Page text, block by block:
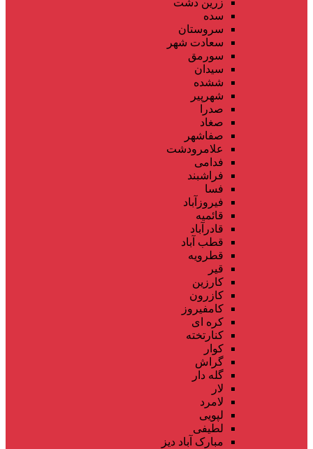
سده
سروستان
سعادت شهر
سورمق
سیدان
ششده
شهرپیر
صدرا
صغاد
صفاشهر
علامرودشت
فدامی
فراشبند
فسا
فیروزآباد
قائمیه
قادرآباد
قطب آباد
قطرویه
قیر
کارزین
کازرون
کامفیروز
کره ای
کنارتخته
کوار
گراش
گله دار
لار
لامرد
لپویی
لطیفی
مبارک آباد دیز